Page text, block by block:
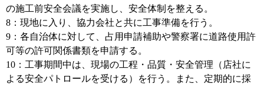
の施工前安全会議を実施し、安全体制を整える。
8：現地に入り、協力会社と共に工事準備を行う。
9：各自治体に対して、占用申請補助や警察署に道路使用許
可等の許可関係書類を申請する。
10：工事期間中は、現場の工程・品質・安全管理（店社に
よる安全パトロールを受ける）を行う。また、定期的に採